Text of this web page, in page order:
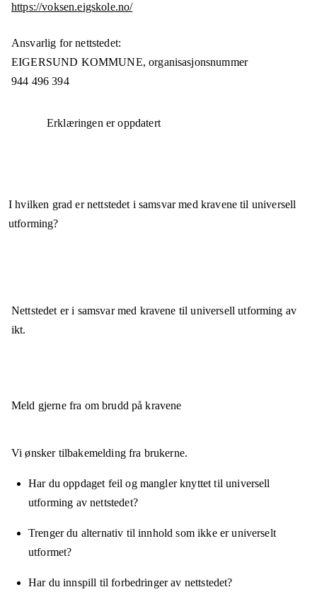
https://voksen.eigskole.no/
Ansvarlig for nettstedet:
EIGERSUND KOMMUNE,organisasjonsnummer
944 496 394
Erklæringen er oppdatert
I hvilken grad er nettstedet i samsvar med kravene til universell
utforming?
Nettstedet eri samsvarmed kravene til universell utforming av
ikt.
Meld gjerne fra om brudd på kravene
Vi ønsker tilbakemelding fra brukerne.
Har du oppdaget feil og mangler knyttet til universell
utforming av nettstedet?
Trenger du alternativ til innhold som ikke er universelt
utformet?
Har du innspill til forbedringer av nettstedet?